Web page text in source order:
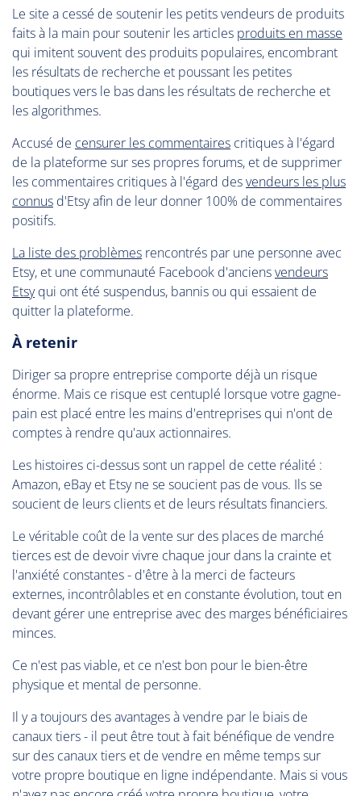
Le site a cessé de soutenir les petits vendeurs de produits
faits à la main pour soutenir les articles produits en masse
qui imitent souvent des produits populaires, encombrant
les résultats de recherche et poussant les petites
boutiques vers le bas dans les résultats de recherche et
les algorithmes.
Accusé de censurer les commentaires critiques à l'égard
de la plateforme sur ses propres forums, et de supprimer
les commentaires critiques à l'égard desvendeurs les plus
connus d'Etsy afin de leur donner 100% de commentaires
positifs.
La liste des problèmes rencontrés par une personne avec
Etsy, et une communauté Facebook d'anciensvendeurs
Etsyqui ont été suspendus, bannis ou qui essaient de
quitter la plateforme.
À retenir
Diriger sa propre entreprise comporte déjà un risque
énorme. Mais ce risque est centuplé lorsque votre gagne-
pain est placé entre les mains d'entreprises qui n'ont de
comptes à rendre qu'aux actionnaires.
Les histoires ci-dessus sont un rappel de cette réalité :
Amazon, eBay et Etsy ne se soucient pas de vous. Ils se
soucient de leurs clients et de leurs résultats financiers.
Le véritable coût de la vente sur des places de marché
tierces est de devoir vivre chaque jour dans la crainte et
l'anxiété constantes - d'être à la merci de facteurs
externes, incontrôlables et en constante évolution, tout en
devant gérer une entreprise avec des marges bénéficiaires
minces.
Ce n'est pas viable, et ce n'est bon pour le bien-être
physique et mental de personne.
Il y a toujours des avantages à vendre par le biais de
canaux tiers - il peut être tout à fait bénéfique de vendre
sur des canaux tiers et de vendre en même temps sur
votre propre boutique en ligne indépendante. Mais si vous